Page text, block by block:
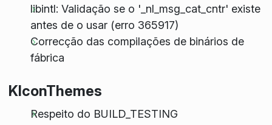
libintl: Validação se o '_nl_msg_cat_cntr' existe
antes de o usar (erro 365917)
Correcção das compilações de binários de
fábrica
KIconThemes
Respeito do BUILD_TESTING